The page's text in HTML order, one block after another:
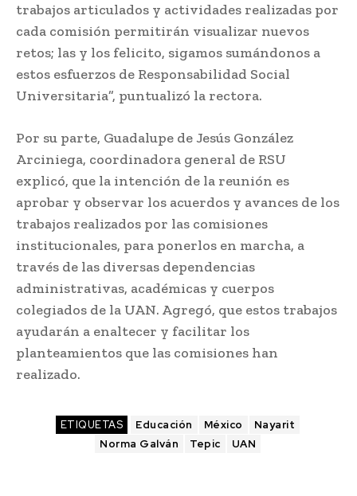
trabajos articulados y actividades realizadas por
cada comisión permitirán visualizar nuevos
retos; las y los felicito, sigamos sumándonos a
estos esfuerzos de Responsabilidad Social
Universitaria”, puntualizó la rectora.
Por su parte, Guadalupe de Jesús González
Arciniega, coordinadora general de RSU
explicó, que la intención de la reunión es
aprobar y observar los acuerdos y avances de los
trabajos realizados por las comisiones
institucionales, para ponerlos en marcha, a
través de las diversas dependencias
administrativas, académicas y cuerpos
colegiados de la UAN. Agregó, que estos trabajos
ayudarán a enaltecer y facilitar los
planteamientos que las comisiones han
realizado.
ETIQUETAS Educación México
Nayarit
Norma Galván
Tepic UAN